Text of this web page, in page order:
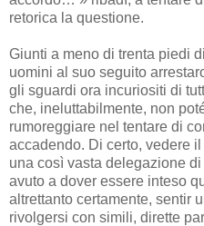
retorica la questione.
Giunti a meno di trenta piedi
uomini al suo seguito
gli sguardi ora incuriositi di
che, ineluttabilmente, non
rumoreggiare nel tentare di
accadendo. Di certo, vedere
una così vasta delegazione
avuto a dover essere inteso
altrettanto certamente, sentir
rivolgersi con simili, dirette